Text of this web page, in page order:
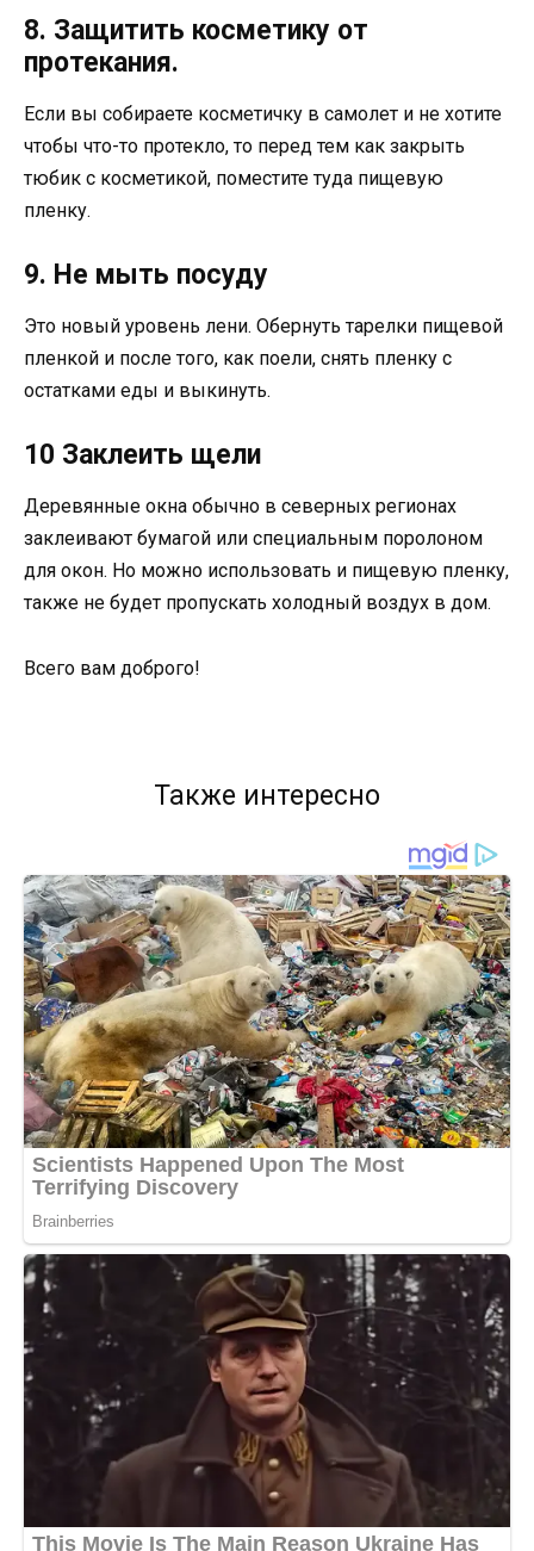
8. Защитить косметику от
протекания.
Если вы собираете косметичку в самолет и не хотите
чтобы что-то протекло, то перед тем как закрыть
тюбик с косметикой, поместите туда пищевую
пленку.
9. Не мыть посуду
Это новый уровень лени. Обернуть тарелки пищевой
пленкой и после того, как поели, снять пленку с
остатками еды и выкинуть.
10 Заклеить щели
Деревянные окна обычно в северных регионах
заклеивают бумагой или специальным поролоном
для окон. Но можно использовать и пищевую пленку,
также не будет пропускать холодный воздух в дом.
Всего вам доброго!
Также интересно